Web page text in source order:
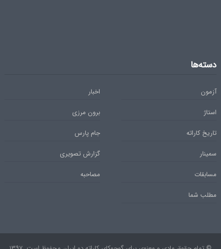
دسته‌ها
آزمون
اخبار
استاژ
برون مرزی
تاریخ کاراته
جام پارس
سمینار
گزارش تصویری
مسابقات
مصاحبه
مطلب شما